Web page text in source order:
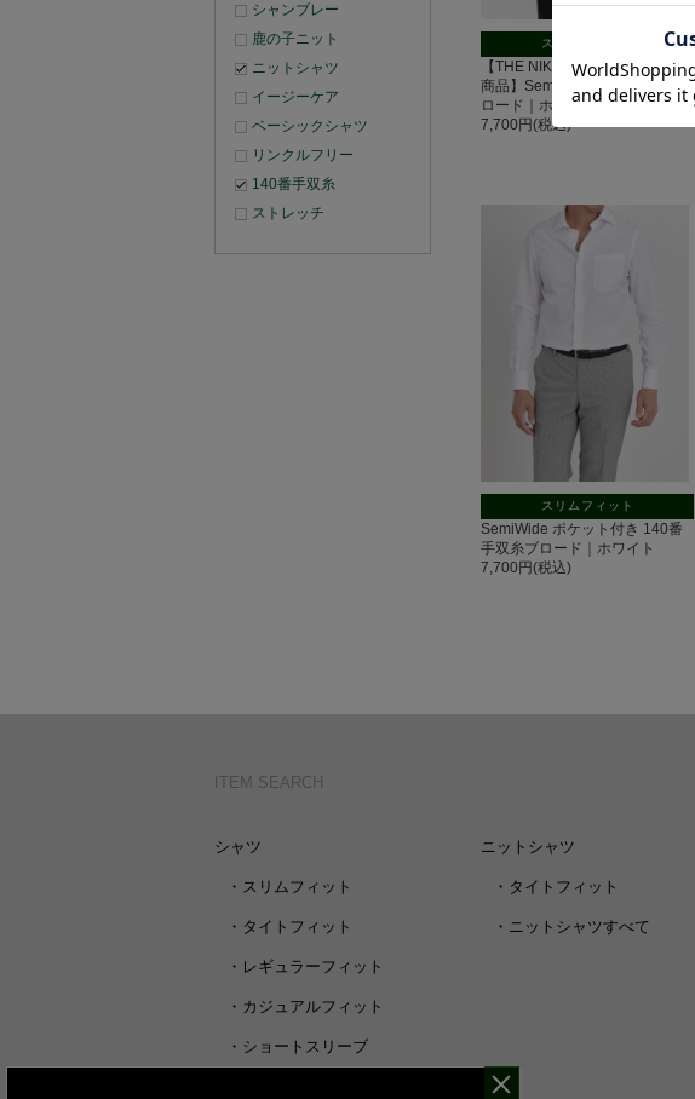
シャンブレー
鹿の子ニット
ニットシャツ
イージーケア
ベーシックシャツ
リンクルフリー
140番手双糸
ストレッチ
スリムフィット
【THE NIKKEI MAGAZINE掲載
商品】SemiWide 140番手双糸ブ
ロード｜ホワイト
7,700円(税込)
スリムフィット
SemiWide ポケット付き 140番
手双糸ブロード｜ホワイト
7,700円(税込)
ITEM SEARCH
シャツ
・ スリムフィット
・ タイトフィット
・ レギュラーフィット
・ カジュアルフィット
・ ショートスリーブ
ニットシャツ
・ タイトフィット
・ ニットシャツすべて